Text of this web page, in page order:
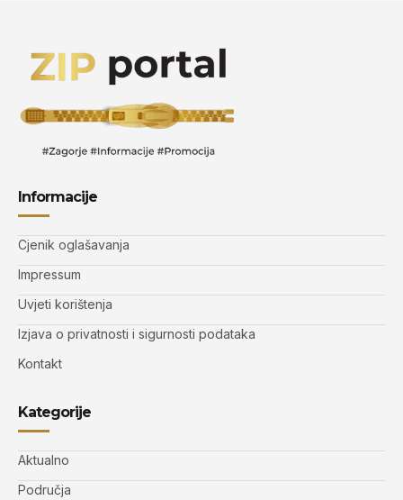
Informacije
Cjenik oglašavanja
Impressum
Uvjeti korištenja
Izjava o privatnosti i sigurnosti podataka
Kontakt
Kategorije
Aktualno
Područja